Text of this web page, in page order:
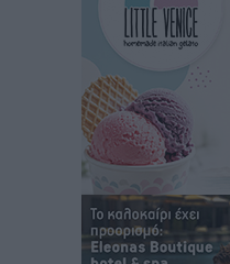
Στον Άγιο Νικόλαο
ανανεωμένο
Lions Χάλκης
Τοπικές Ειδήσεις• πριν 6 ώρες
Ρόδος: «Βουλιάζει»
επιβάτες και 55
Τοπικές Ειδήσεις• πριν 6